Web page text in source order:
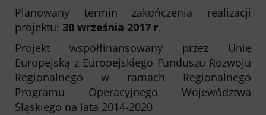
Planowany termin zakończenia realizacji
projektu: 30 września 2017 r.
Projekt współfinansowany przez Unię
Europejską z Europejskiego Funduszu Rozwoju
Regionalnego w ramach Regionalnego
Programu Operacyjnego Województwa
Śląskiego na lata 2014-2020